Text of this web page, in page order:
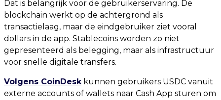
Dat is belangrijk voor de gebruikerservaring. De
blockchain werkt op de achtergrond als
transactielaag, maar de eindgebruiker ziet vooral
dollars in de app. Stablecoins worden zo niet
gepresenteerd als belegging, maar als infrastructuur
voor snelle digitale transfers.
Volgens CoinDeskkunnen gebruikers USDC vanuit
externe accounts of wallets naar Cash App sturen om